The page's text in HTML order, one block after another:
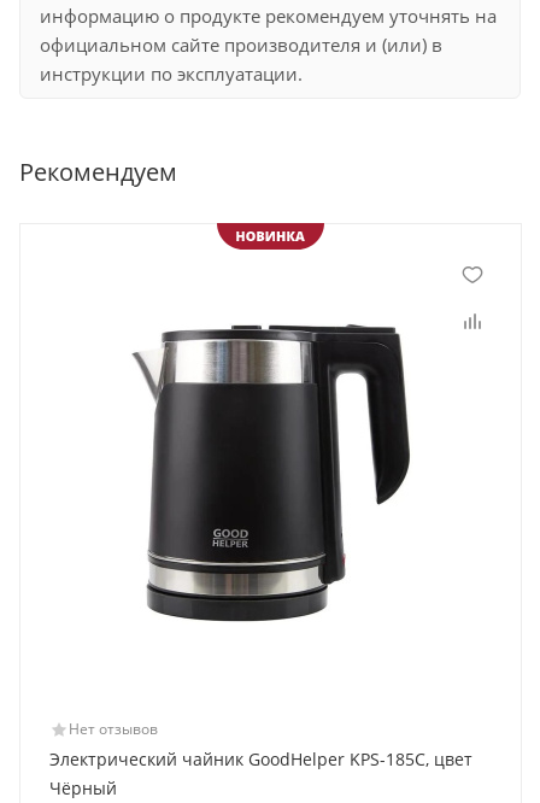
информацию о продукте рекомендуем уточнять на
официальном сайте производителя и (или) в
инструкции по эксплуатации.
Рекомендуем
Нет отзывов
Электрический чайник GoodHelper KPS-185C, цвет
Чёрный